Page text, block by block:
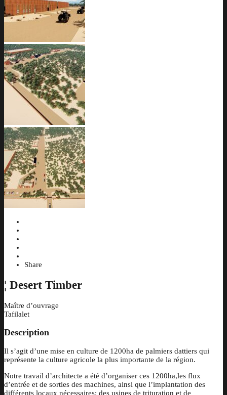
Share
¦ Desert Timber
Maître d’ouvrage
Tafilalet
Description
Il s’agit d’une mise en culture de 1200ha de palmiers dattiers qui
représente la culture agricole la plus importante de la région.
Notre travail d’architecte a été d’organiser ces 1200ha,les flux
d’entrée et de sorties des machines, ainsi que l’implantation des
différents locaux nécessaires: des usines de trituration et de